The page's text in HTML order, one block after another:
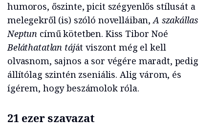
humoros, őszinte, picit szégyenlős stílusát a
melegekről (is) szóló novelláiban,A szakállas
Neptun című kötetben. Kiss Tibor Noé
Beláthatatlan táját viszont még el kell
olvasnom, sajnos a sor végére maradt, pedig
állítólag szintén zseniális. Alig várom, és
ígérem, hogy beszámolok róla.
21 ezer szavazat